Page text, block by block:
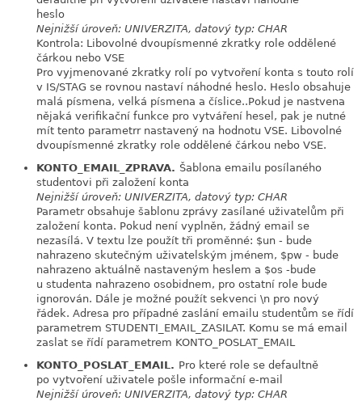
heslo
Nejnižší úroveň: UNIVERZITA, datový typ: CHAR
Kontrola: Libovolné dvoupísmenné zkratky role oddělené
čárkou nebo VSE
Pro vyjmenované zkratky rolí po vytvoření konta s touto rolí
v IS/STAG se rovnou nastaví náhodné heslo. Heslo obsahuje
malá písmena, velká písmena a číslice..Pokud je nastvena
nějaká verifikační funkce pro vytváření hesel, pak je nutné
mít tento parametrr nastavený na hodnotu VSE. Libovolné
dvoupísmenné zkratky role oddělené čárkou nebo VSE.
KONTO_EMAIL_ZPRAVA. Šablona emailu posílaného
studentovi při založení konta
Nejnižší úroveň: UNIVERZITA, datový typ: CHAR
Parametr obsahuje šablonu zprávy zasílané uživatelům při
založení konta. Pokud není vyplněn, žádný email se
nezasílá. V textu lze použít tři proměnné: $un - bude
nahrazeno skutečným uživatelským jménem, $pw - bude
nahrazeno aktuálně nastaveným heslem a $os -bude
u studenta nahrazeno osobidnem, pro ostatní role bude
ignorován. Dále je možné použít sekvenci \n pro nový
řádek. Adresa pro případné zaslání emailu studentům se řídí
parametrem STUDENTI_EMAIL_ZASILAT. Komu se má email
zaslat se řídí parametrem KONTO_POSLAT_EMAIL
KONTO_POSLAT_EMAIL. Pro které role se defaultně
po vytvoření uživatele pošle informační e-mail
Nejnižší úroveň: UNIVERZITA, datový typ: CHAR